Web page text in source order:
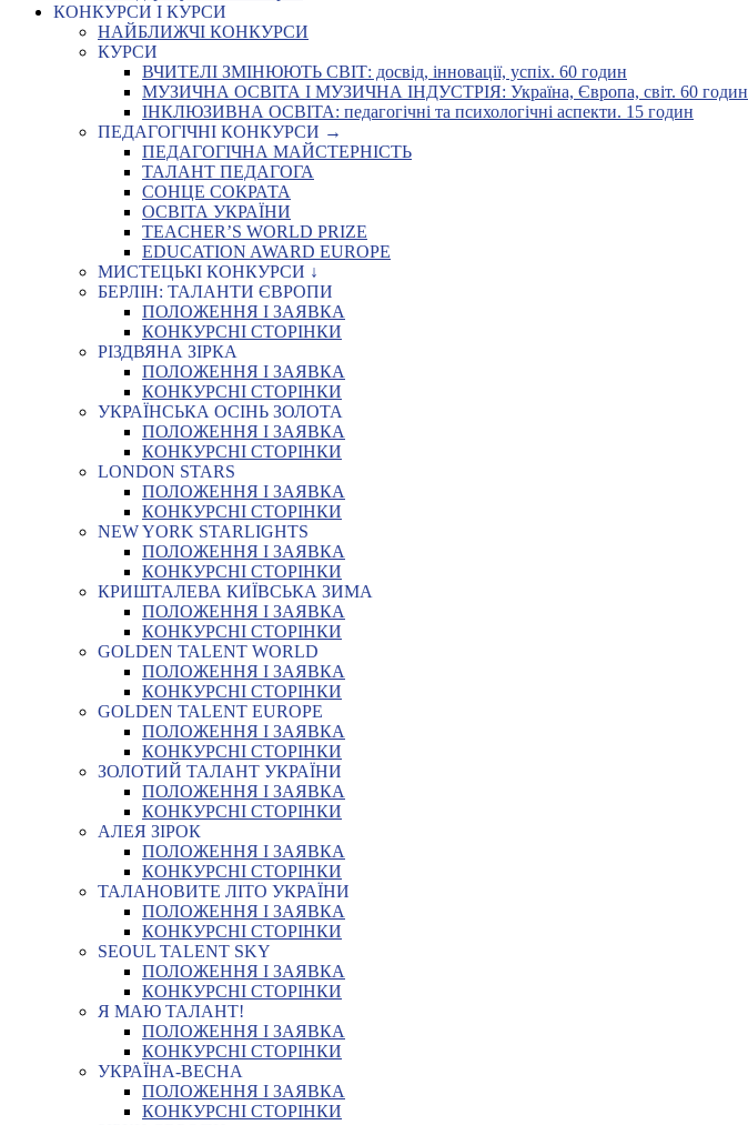
КОНКУРСИ І КУРСИ
НАЙБЛИЖЧІ КОНКУРСИ
КУРСИ
ВЧИТЕЛІ ЗМІНЮЮТЬ СВІТ: досвід, інновації, успіх. 60 годин
МУЗИЧНА ОСВІТА І МУЗИЧНА ІНДУСТРІЯ: Україна, Європа, світ. 60 годин
ІНКЛЮЗИВНА ОСВІТА: педагогічні та психологічні аспекти. 15 годин
ПЕДАГОГІЧНІ КОНКУРСИ →
ПЕДАГОГІЧНА МАЙСТЕРНІСТЬ
ТАЛАНТ ПЕДАГОГА
СОНЦЕ СОКРАТА
ОСВІТА УКРАЇНИ
TEACHER’S WORLD PRIZE
EDUCATION AWARD EUROPE
МИСТЕЦЬКІ КОНКУРСИ ↓
БЕРЛІН: ТАЛАНТИ ЄВРОПИ
ПОЛОЖЕННЯ І ЗАЯВКА
КОНКУРСНІ СТОРІНКИ
РІЗДВЯНА ЗІРКА
ПОЛОЖЕННЯ І ЗАЯВКА
КОНКУРСНІ СТОРІНКИ
УКРАЇНСЬКА ОСІНЬ ЗОЛОТА
ПОЛОЖЕННЯ І ЗАЯВКА
КОНКУРСНІ СТОРІНКИ
LONDON STARS
ПОЛОЖЕННЯ І ЗАЯВКА
КОНКУРСНІ СТОРІНКИ
NEW YORK STARLIGHTS
ПОЛОЖЕННЯ І ЗАЯВКА
КОНКУРСНІ СТОРІНКИ
КРИШТАЛЕВА КИЇВСЬКА ЗИМА
ПОЛОЖЕННЯ І ЗАЯВКА
КОНКУРСНІ СТОРІНКИ
GOLDEN TALENT WORLD
ПОЛОЖЕННЯ І ЗАЯВКА
КОНКУРСНІ СТОРІНКИ
GOLDEN TALENT EUROPE
ПОЛОЖЕННЯ І ЗАЯВКА
КОНКУРСНІ СТОРІНКИ
ЗОЛОТИЙ ТАЛАНТ УКРАЇНИ
ПОЛОЖЕННЯ І ЗАЯВКА
КОНКУРСНІ СТОРІНКИ
АЛЕЯ ЗІРОК
ПОЛОЖЕННЯ І ЗАЯВКА
КОНКУРСНІ СТОРІНКИ
ТАЛАНОВИТЕ ЛІТО УКРАЇНИ
ПОЛОЖЕННЯ І ЗАЯВКА
КОНКУРСНІ СТОРІНКИ
SEOUL TALENT SKY
ПОЛОЖЕННЯ І ЗАЯВКА
КОНКУРСНІ СТОРІНКИ
Я МАЮ ТАЛАНТ!
ПОЛОЖЕННЯ І ЗАЯВКА
КОНКУРСНІ СТОРІНКИ
УКРАЇНА-ВЕСНА
ПОЛОЖЕННЯ І ЗАЯВКА
КОНКУРСНІ СТОРІНКИ